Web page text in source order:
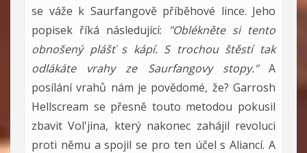
se váže k Saurfangově příběhové lince. Jeho
popisek říká následující:
"Oblékněte si tento
obnošený plášť s kápí. S trochou štěstí tak
odlákáte vrahy ze Saurfangovy stopy."A
posílání vrahů nám je povědomé, že? Garrosh
Hellscream se přesně touto metodou pokusil
zbavit Vol'jina, který nakonec zahájil revoluci
proti němu a spojil se pro ten účel s Aliancí. A